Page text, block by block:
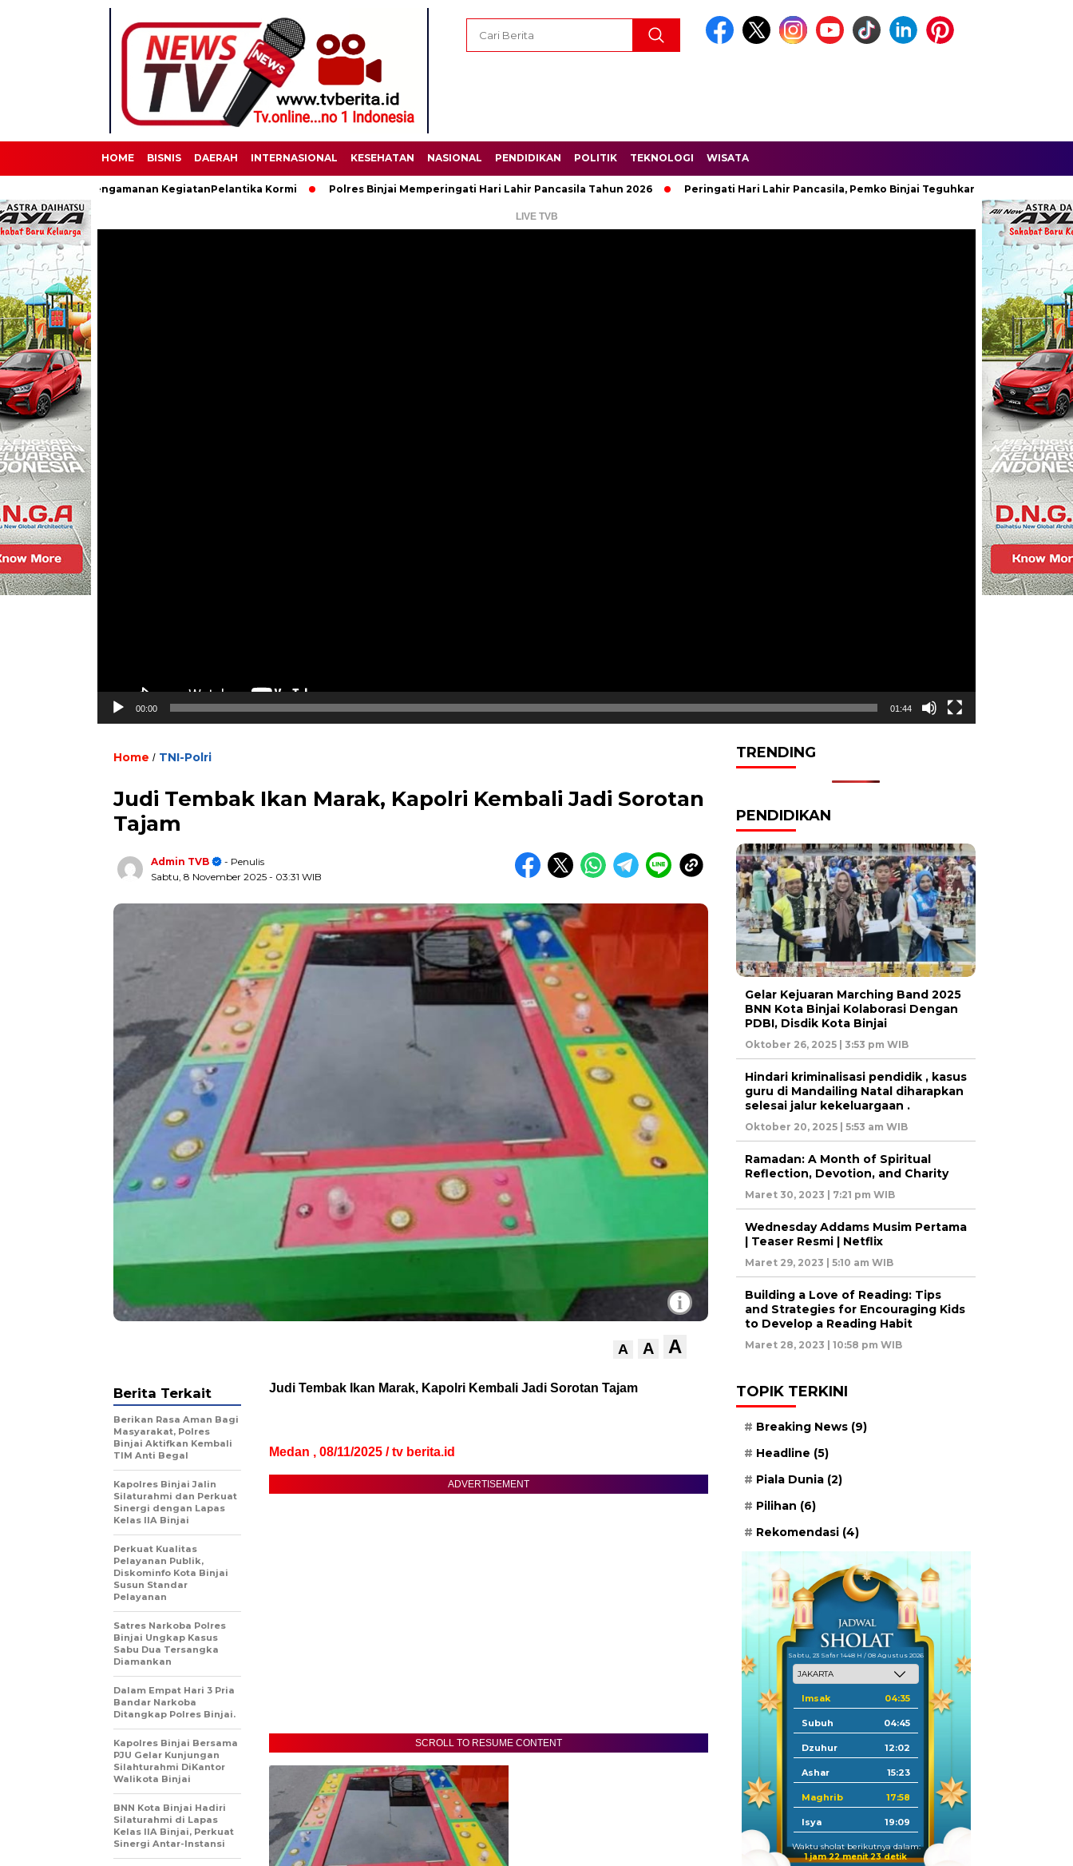
HOME BISNIS DAERAH INTERNASIONAL KESEHATAN NASIONAL PENDIDIKAN POLITIK TEKNOLOGI WISATA
Pengamanan KegiatanPelantika Kormi Polres Binjai Memperingati Hari Lahir Pancasila Tahun 2026 Peringati Hari Lahir Pancasila, Pemko Binjai Teguhkan Komitmen Kebangsaan.
LIVE TVB
00:00 01:44
Home / TNI-Polri
Judi Tembak Ikan Marak, Kapolri Kembali Jadi Sorotan
Tajam
Admin TVB
- Penulis
Sabtu, 8 November 2025 - 03:31 WIB
i
A A A
Judi Tembak Ikan Marak, Kapolri Kembali Jadi Sorotan Tajam
Medan , 08/11/2025 / tv berita.id
ADVERTISEMENT
SCROLL TO RESUME CONTENT
Berita Terkait
Berikan Rasa Aman Bagi
Masyarakat, Polres
Binjai Aktifkan Kembali
TIM Anti Begal
Kapolres Binjai Jalin
Silaturahmi dan Perkuat
Sinergi dengan Lapas
Kelas IIA Binjai
Perkuat Kualitas
Pelayanan Publik,
Diskominfo Kota Binjai
Susun Standar
Pelayanan
Satres Narkoba Polres
Binjai Ungkap Kasus
Sabu Dua Tersangka
Diamankan
Dalam Empat Hari 3 Pria
Bandar Narkoba
Ditangkap Polres Binjai.
Kapolres Binjai Bersama
PJU Gelar Kunjungan
Silahturahmi DiKantor
Walikota Binjai
BNN Kota Binjai Hadiri
Silaturahmi di Lapas
Kelas IIA Binjai, Perkuat
Sinergi Antar-Instansi
TRENDING
PENDIDIKAN
Gelar Kejuaran Marching Band 2025
BNN Kota Binjai Kolaborasi Dengan
PDBI, Disdik Kota Binjai
Oktober 26, 2025 | 3:53 pm WIB
Hindari kriminalisasi pendidik , kasus
guru di Mandailing Natal diharapkan
selesai jalur kekeluargaan .
Oktober 20, 2025 | 5:53 am WIB
Ramadan: A Month of Spiritual
Reflection, Devotion, and Charity
Maret 30, 2023 | 7:21 pm WIB
Wednesday Addams Musim Pertama
| Teaser Resmi | Netflix
Maret 29, 2023 | 5:10 am WIB
Building a Love of Reading: Tips
and Strategies for Encouraging Kids
to Develop a Reading Habit
Maret 28, 2023 | 10:58 pm WIB
TOPIK TERKINI
Breaking News (9)
Headline (5)
Piala Dunia (2)
Pilihan (6)
Rekomendasi (4)
Sabtu, 23 Safar 1448 H / 08 Agustus 2026
Imsak 04:35
Subuh 04:45
Dzuhur 12:02
Ashar 15:23
Maghrib 17:58
Isya 19:09
Waktu sholat berikutnya dalam:
1 jam 22 menit 22 detik